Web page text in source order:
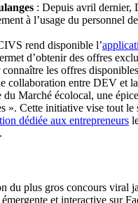
: Depuis avril dernier,
à l’usage du personnel
rend disponible l’
d’obtenir des offres
les offres
collaboration entre DEV et
Marché écolocal, une
». Cette initiative vise tout
dédiée aux entrepreneurs
du plus gros concours viral
et interactive sur